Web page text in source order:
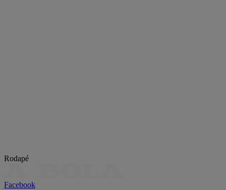
Rodapé
Facebook